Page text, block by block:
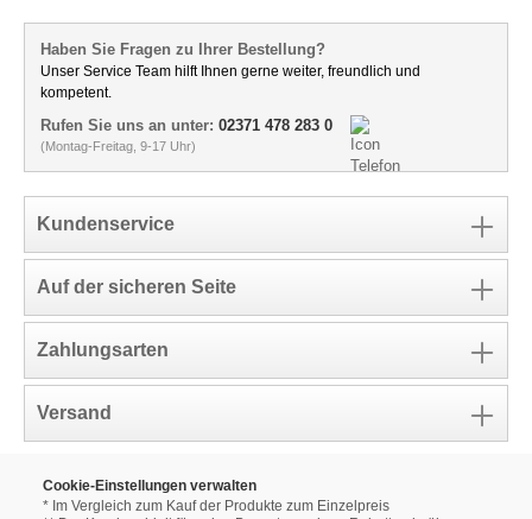
Haben Sie Fragen zu Ihrer Bestellung?
Unser Service Team hilft Ihnen gerne weiter, freundlich und
kompetent.
Rufen Sie uns an unter: 02371 478 283 0
(Montag-Freitag, 9-17 Uhr)
Kundenservice
Auf der sicheren Seite
Zahlungsarten
Versand
Cookie-Einstellungen verwalten
* Im Vergleich zum Kauf der Produkte zum Einzelpreis